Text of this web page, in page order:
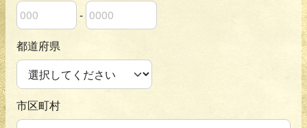
郵便番号の上3桁
-
郵便番号の下4桁
都道府県
市区町村